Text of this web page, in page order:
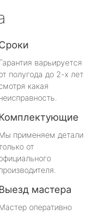
варьируется
полугода до 2-х лет
какая
применяем детали
от
мастера
оперативно